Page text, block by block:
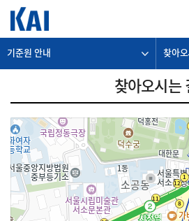
기준원 안내 찾아
찾아오시는